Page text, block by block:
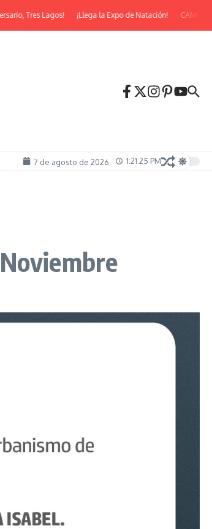
Tres Lagos! ¡Llega la Expo de Natación! CAMINATA
7 de agosto de 2026 1:21:27 PM